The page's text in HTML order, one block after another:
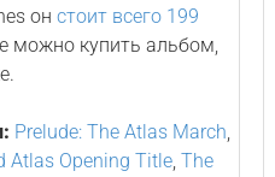
он стоит всего 199
можно купить альбом,
Prelude: The Atlas March,
Atlas Opening Title, The